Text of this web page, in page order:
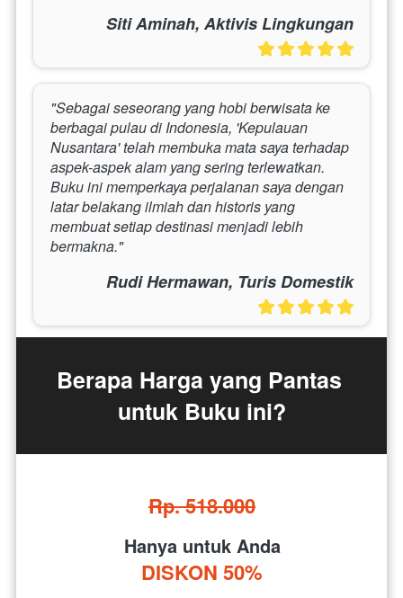
Siti Aminah, Aktivis Lingkungan
"Sebagai seseorang yang hobi berwisata ke
berbagai pulau di Indonesia, 'Kepulauan
Nusantara' telah membuka mata saya terhadap
aspek-aspek alam yang sering terlewatkan.
Buku ini memperkaya perjalanan saya dengan
latar belakang ilmiah dan historis yang
membuat setiap destinasi menjadi lebih
bermakna."
Rudi Hermawan, Turis Domestik
Berapa Harga yang Pantas
untuk Buku ini?
Rp. 518.000
Hanya untuk Anda
DISKON 50%